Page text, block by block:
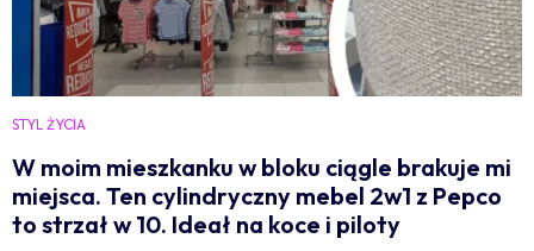
STYL ŻYCIA
W moim mieszkanku w bloku ciągle brakuje mi
miejsca. Ten cylindryczny mebel 2w1 z Pepco
to strzał w 10. Ideał na koce i piloty